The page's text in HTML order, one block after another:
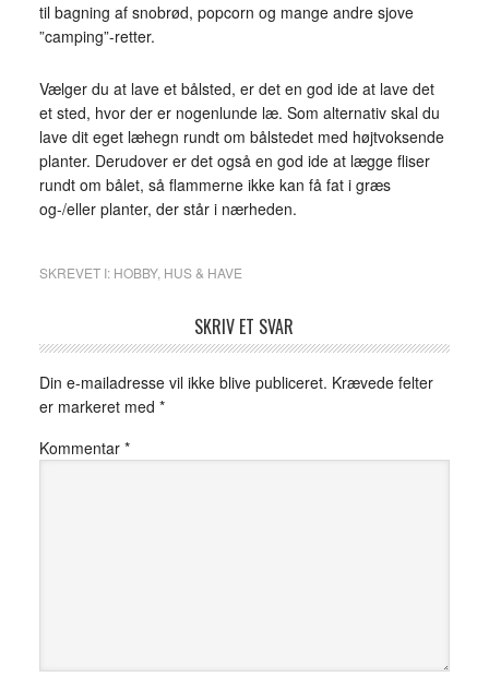
til bagning af snobrød, popcorn og mange andre sjove
”camping”-retter.
Vælger du at lave et bålsted, er det en god ide at lave det
et sted, hvor der er nogenlunde læ. Som alternativ skal du
lave dit eget læhegn rundt om bålstedet med højtvoksende
planter. Derudover er det også en god ide at lægge fliser
rundt om bålet, så flammerne ikke kan få fat i græs
og-/eller planter, der står i nærheden.
SKREVET I: HOBBY, HUS & HAVE
SKRIV ET SVAR
Din e-mailadresse vil ikke blive publiceret. Krævede felter
er markeret med *
Kommentar *